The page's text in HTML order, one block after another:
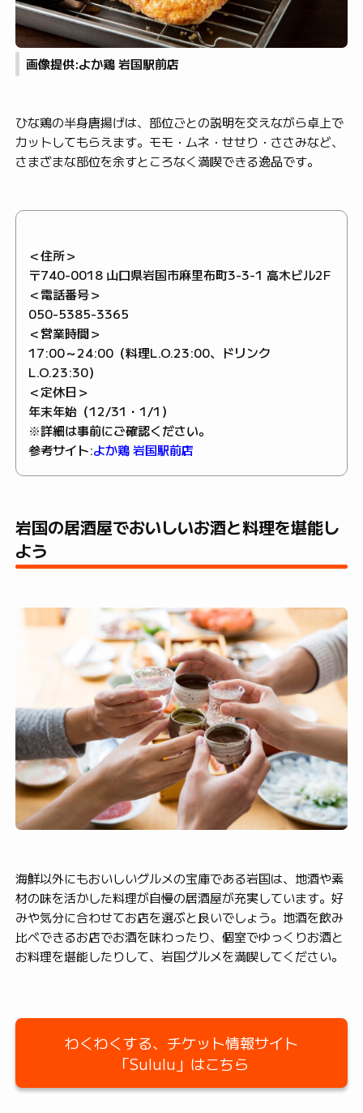
画像提供:よか鶏 岩国駅前店
ひな鶏の半身唐揚げは、部位ごとの説明を交えながら卓上で
カットしてもらえます。モモ・ムネ・せせり・ささみなど、
さまざまな部位を余すところなく満喫できる逸品です。
＜住所＞
〒740-0018 山口県岩国市麻里布町3-3-1 高木ビル2F
＜電話番号＞
050-5385-3365
＜営業時間＞
17:00～24:00（料理L.O.23:00、ドリンク
L.O.23:30）
＜定休日＞
年末年始（12/31・1/1）
※詳細は事前にご確認ください。
参考サイト:よか鶏 岩国駅前店
岩国の居酒屋でおいしいお酒と料理を堪能し
よう
海鮮以外にもおいしいグルメの宝庫である岩国は、地酒や素
材の味を活かした料理が自慢の居酒屋が充実しています。好
みや気分に合わせてお店を選ぶと良いでしょう。地酒を飲み
比べできるお店でお酒を味わったり、個室でゆっくりお酒と
お料理を堪能したりして、岩国グルメを満喫してください。
わくわくする、チケット情報サイト
「Sululu」はこちら